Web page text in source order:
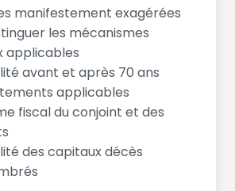
manifestement exagérées
les mécanismes
applicables
avant et après 70 ans
applicables
fiscal du conjoint et des
des capitaux décès